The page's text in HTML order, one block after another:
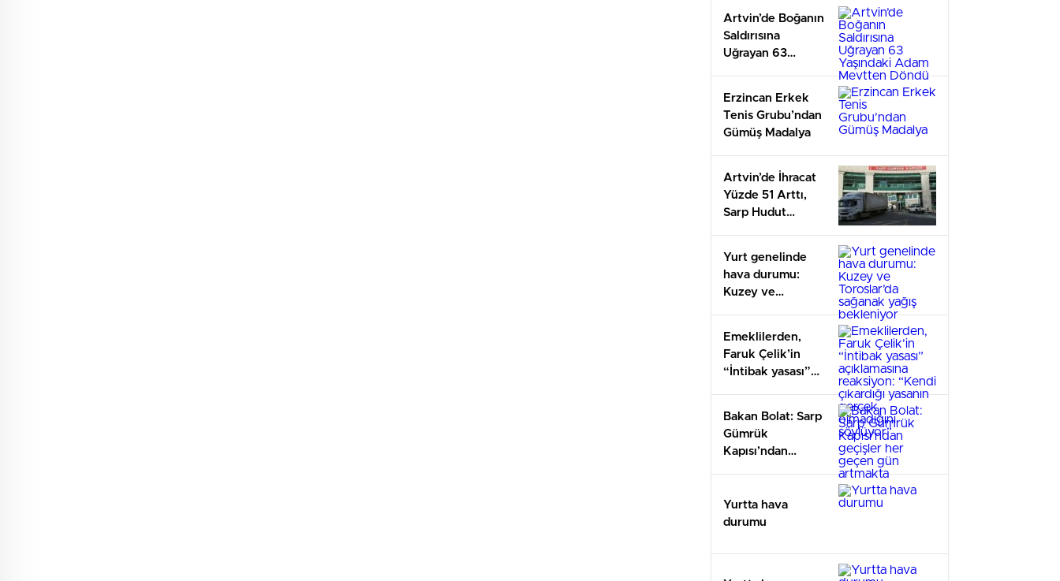
Döndü
Artvin’de Boğanın
Saldırısına
Uğrayan 63
Erzincan Erkek
Tenis Grubu’ndan
Gümüş Madalya
Artvin’de İhracat
Yüzde 51 Arttı,
Sarp Hudut
Yurt genelinde
hava durumu:
Kuzey ve
bekleniyor
Emeklilerden,
Faruk Çelik’in
“İntibak yasası”
çıkardığı yasanın
gerçek olmadığını
söylüyor”
Bakan Bolat: Sarp
Gümrük
Kapısı’ndan
artmakta
Yurtta hava
durumu